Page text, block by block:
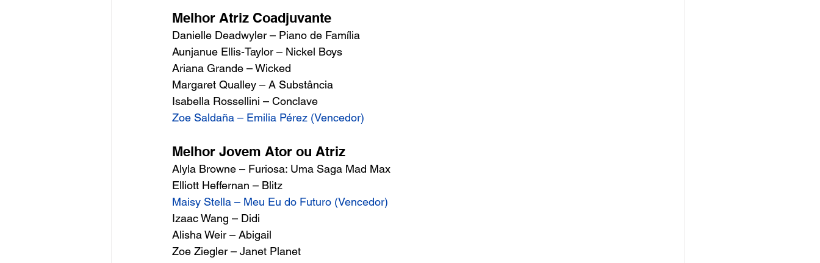
Melhor Atriz Coadjuvante
Danielle Deadwyler – Piano de Família
Aunjanue Ellis-Taylor – Nickel Boys
Ariana Grande – Wicked
Margaret Qualley – A Substância
Isabella Rossellini – Conclave
Zoe Saldaña – Emilia Pérez (Vencedor)
Melhor Jovem Ator ou Atriz
Alyla Browne – Furiosa: Uma Saga Mad Max
Elliott Heffernan – Blitz
Maisy Stella – Meu Eu do Futuro (Vencedor)
Izaac Wang – Didi
Alisha Weir – Abigail
Zoe Ziegler – Janet Planet